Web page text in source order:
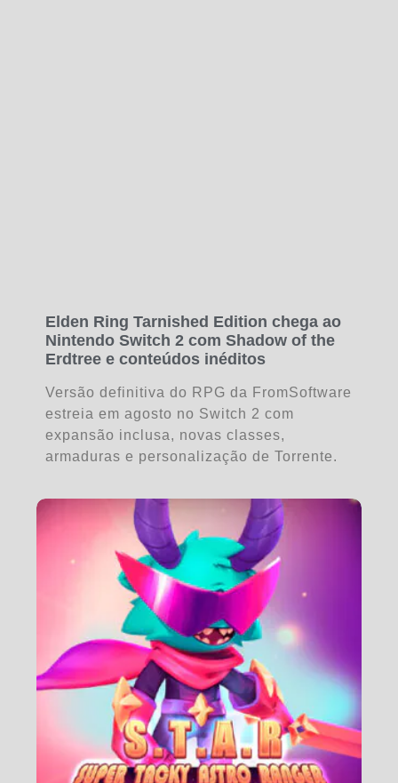
Elden Ring Tarnished Edition chega ao
Nintendo Switch 2 com Shadow of the
Erdtree e conteúdos inéditos
Versão definitiva do RPG da FromSoftware
estreia em agosto no Switch 2 com
expansão inclusa, novas classes,
armaduras e personalização de Torrente.